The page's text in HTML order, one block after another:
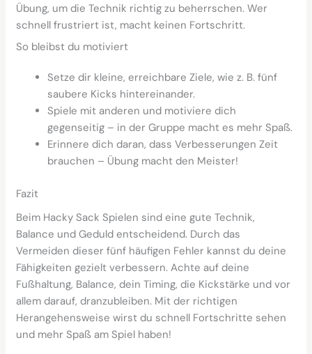
Übung, um die Technik richtig zu beherrschen. Wer
schnell frustriert ist, macht keinen Fortschritt.
So bleibst du motiviert
Setze dir kleine, erreichbare Ziele, wie z. B. fünf
saubere Kicks hintereinander.
Spiele mit anderen und motiviere dich
gegenseitig – in der Gruppe macht es mehr Spaß.
Erinnere dich daran, dass Verbesserungen Zeit
brauchen – Übung macht den Meister!
Fazit
Beim Hacky Sack Spielen sind eine gute Technik,
Balance und Geduld entscheidend. Durch das
Vermeiden dieser fünf häufigen Fehler kannst du deine
Fähigkeiten gezielt verbessern. Achte auf deine
Fußhaltung, Balance, dein Timing, die Kickstärke und vor
allem darauf, dranzubleiben. Mit der richtigen
Herangehensweise wirst du schnell Fortschritte sehen
und mehr Spaß am Spiel haben!